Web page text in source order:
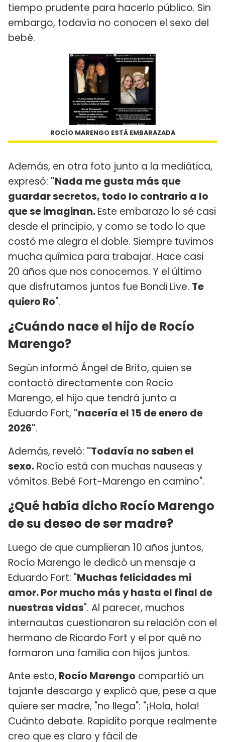
tiempo prudente para hacerlo público. Sin
embargo, todavía no conocen el sexo del
bebé.
ROCÍO MARENGO ESTÁ EMBARAZADA
Además, en otra foto junto a la mediática,
expresó: "Nada me gusta más que
guardar secretos, todo lo contrario a lo
que se imaginan.Este embarazo lo sé casi
desde el principio, y como se todo lo que
costó me alegra el doble. Siempre tuvimos
mucha química para trabajar. Hace casi
20 años que nos conocemos. Y el último
que disfrutamos juntos fue Bondi Live. Te
quiero Ro".
¿Cuándo nace el hijo de Rocío
Marengo?
Según informó Ángel de Brito, quien se
contactó directamente con Rocío
Marengo, el hijo que tendrá junto a
Eduardo Fort, "nacería el 15 de enero de
2026".
Además, reveló: "Todavía no saben el
sexo. Rocío está con muchas nauseas y
vómitos. Bebé Fort-Marengo en camino".
¿Qué había dicho Rocío Marengo
de su deseo de ser madre?
Luego de que cumplieran 10 años juntos,
Rocío Marengo le dedicó un mensaje a
Eduardo Fort: "Muchas felicidades mi
amor. Por mucho más y hasta el final de
nuestras vidas". Al parecer, muchos
internautas cuestionaron su relación con el
hermano de Ricardo Fort y el por qué no
formaron una familia con hijos juntos.
Ante esto, Rocío Marengo compartió un
tajante descargo y explicó que, pese a que
quiere ser madre, "no llega": "¡Hola, hola!
Cuánto debate. Rapidito porque realmente
creo que es claro y fácil de